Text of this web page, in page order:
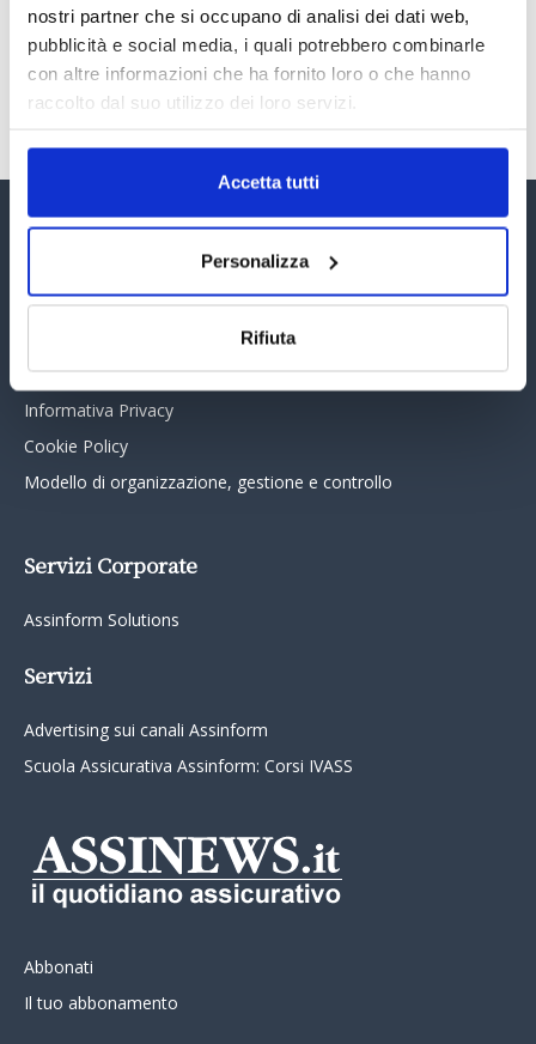
nostri partner che si occupano di analisi dei dati web,
pubblicità e social media, i quali potrebbero combinarle
con altre informazioni che ha fornito loro o che hanno
raccolto dal suo utilizzo dei loro servizi.
Accetta tutti
Personalizza
Rifiuta
TUTTI GLI ARTICOLI DEL MESE
Assinform Editore
Chi siamo
Collabora con noi
Informativa Privacy
Cookie Policy
Modello di organizzazione, gestione e controllo
Servizi Corporate
Assinform Solutions
Servizi
Advertising sui canali Assinform
Scuola Assicurativa Assinform: Corsi IVASS
Abbonati
Il tuo abbonamento